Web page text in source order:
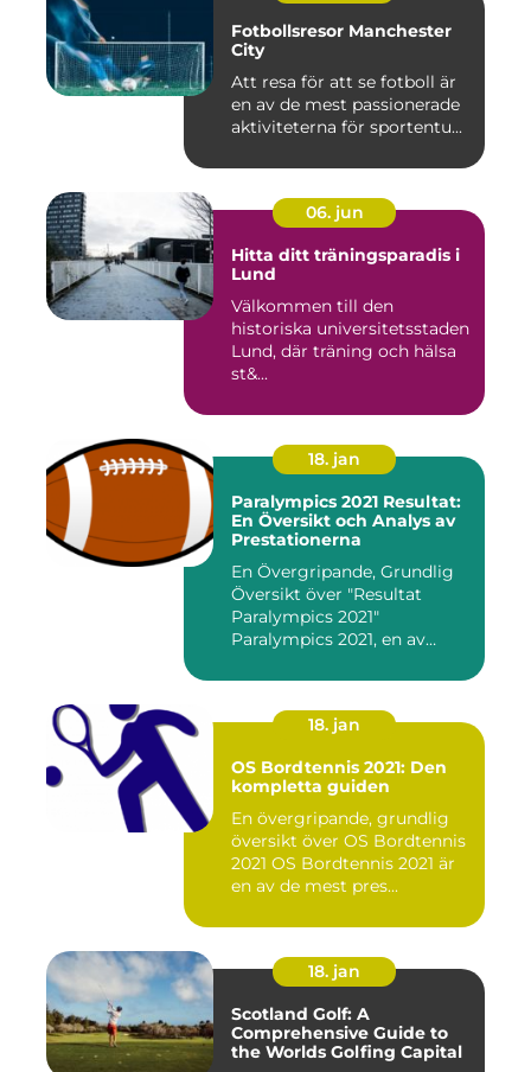
Fotbollsresor Manchester
City
Att resa för att se fotboll är
en av de mest passionerade
aktiviteterna för sportentu...
06. jun
Hitta ditt träningsparadis i
Lund
Välkommen till den
historiska universitetsstaden
Lund, där träning och hälsa
st&...
18. jan
Paralympics 2021 Resultat:
En Översikt och Analys av
Prestationerna
En Övergripande, Grundlig
Översikt över "Resultat
Paralympics 2021"
Paralympics 2021, en av
18. jan
OS Bordtennis 2021: Den
kompletta guiden
En övergripande, grundlig
översikt över OS Bordtennis
2021 OS Bordtennis 2021 är
en av de mest pres...
18. jan
Scotland Golf: A
Comprehensive Guide to
the Worlds Golfing Capital